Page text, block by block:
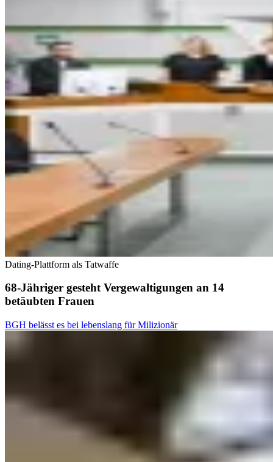
Dating-Plattform als Tatwaffe
68-Jähriger gesteht Vergewaltigungen an 14
betäubten Frauen
BGH belässt es bei lebenslang für Milizionär